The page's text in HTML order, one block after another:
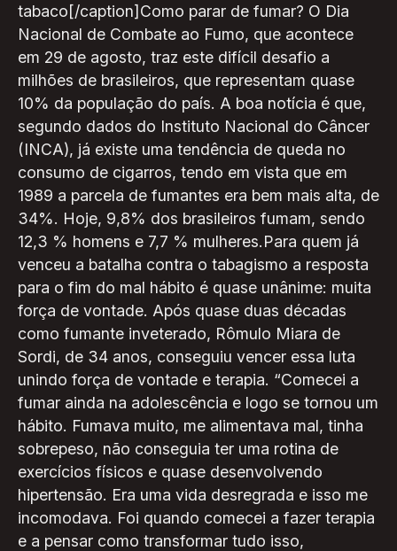
tabaco[/caption]Como parar de fumar? O Dia
Nacional de Combate ao Fumo, que acontece
em 29 de agosto, traz este difícil desafio a
milhões de brasileiros, que representam quase
10% da população do país. A boa notícia é que,
segundo dados do Instituto Nacional do Câncer
(INCA), já existe uma tendência de queda no
consumo de cigarros, tendo em vista que em
1989 a parcela de fumantes era bem mais alta, de
34%. Hoje, 9,8% dos brasileiros fumam, sendo
12,3 % homens e 7,7 % mulheres.Para quem já
venceu a batalha contra o tabagismo a resposta
para o fim do mal hábito é quase unânime: muita
força de vontade. Após quase duas décadas
como fumante inveterado, Rômulo Miara de
Sordi, de 34 anos, conseguiu vencer essa luta
unindo força de vontade e terapia. “Comecei a
fumar ainda na adolescência e logo se tornou um
hábito. Fumava muito, me alimentava mal, tinha
sobrepeso, não conseguia ter uma rotina de
exercícios físicos e quase desenvolvendo
hipertensão. Era uma vida desregrada e isso me
incomodava. Foi quando comecei a fazer terapia
e a pensar como transformar tudo isso,